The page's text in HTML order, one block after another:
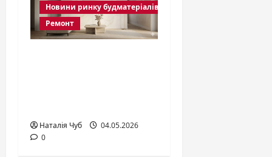
Новини ринку будматеріалів
Ремонт
Наталія Чуб
04.05.2026
0